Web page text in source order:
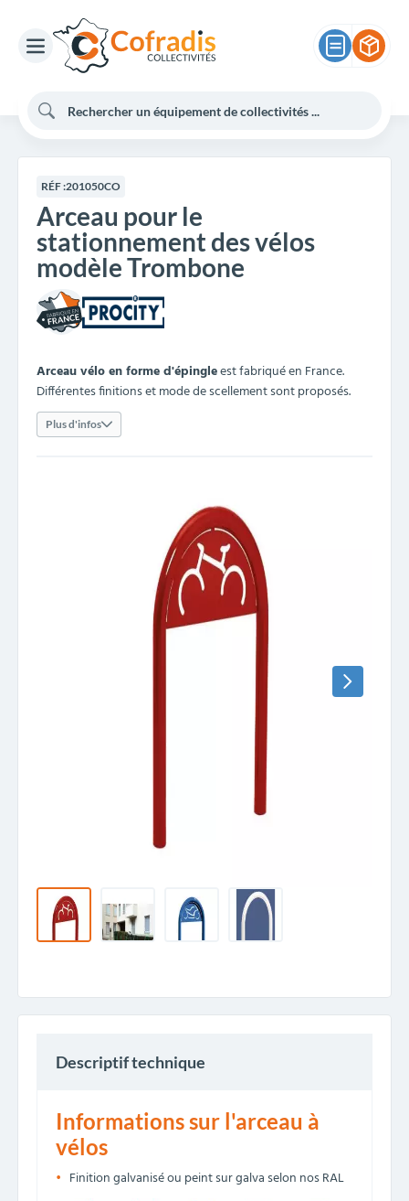
RÉF :201050CO
Arceau pour le
stationnement des vélos
modèle Trombone
Arceau vélo en forme d'épingleest fabriqué en France.
Différentes finitions et mode de scellement sont proposés.
Plus d'infos
Descriptif technique
Informations sur l'arceau à
vélos
Finition galvanisé ou peint sur galva selon nos RAL